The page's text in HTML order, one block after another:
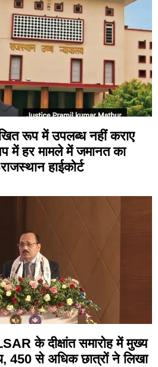
रूप में उपलब्ध नहीं कराए
में हर मामले में जमानत का
हाईकोर्ट
के दीक्षांत समारोह में मुख्य
450 से अधिक छात्रों ने लिखा